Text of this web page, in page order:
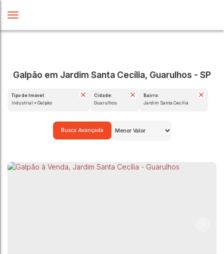
Galpão em Jardim Santa Cecília, Guarulhos - SP
Tipo de Imóvel:
Industrial » Galpão
Cidade:
Guarulhos
Bairro:
Jardim Santa Cecília
Busca Avançada